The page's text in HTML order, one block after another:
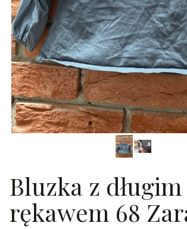
Bluzka z długim
rękawem 68